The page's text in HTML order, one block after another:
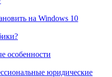
на Windows 10
особенности
юридические